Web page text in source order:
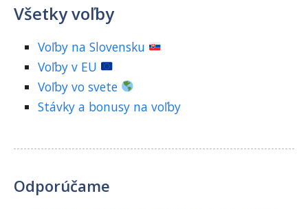
Všetky voľby
Voľby na Slovensku
Voľby v EU
Voľby vo svete
Stávky a bonusy na voľby
Odporúčame